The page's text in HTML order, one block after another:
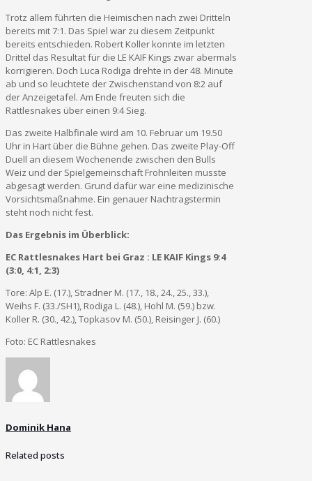
Trotz allem führten die Heimischen nach zwei Dritteln
bereits mit 7:1. Das Spiel war zu diesem Zeitpunkt
bereits entschieden. Robert Koller konnte im letzten
Drittel das Resultat für die LE KAIF Kings zwar abermals
korrigieren. Doch Luca Rodiga drehte in der 48. Minute
ab und so leuchtete der Zwischenstand von 8:2 auf
der Anzeigetafel. Am Ende freuten sich die
Rattlesnakes über einen 9:4 Sieg.
Das zweite Halbfinale wird am 10. Februar um 19.50
Uhr in Hart über die Bühne gehen. Das zweite Play-Off
Duell an diesem Wochenende zwischen den Bulls
Weiz und der Spielgemeinschaft Frohnleiten musste
abgesagt werden. Grund dafür war eine medizinische
Vorsichtsmaßnahme. Ein genauer Nachtragstermin
steht noch nicht fest.
Das Ergebnis im Überblick:
EC Rattlesnakes Hart bei Graz : LE KAIF Kings 9:4
(3:0, 4:1, 2:3)
Tore: Alp E. (17.), Stradner M. (17., 18., 24., 25., 33.),
Weihs F. (33./SH1), Rodiga L. (48.), Hohl M. (59.) bzw.
Koller R. (30., 42.), Topkasov M. (50.), Reisinger J. (60.)
Foto: EC Rattlesnakes
Dominik Hana
Related posts